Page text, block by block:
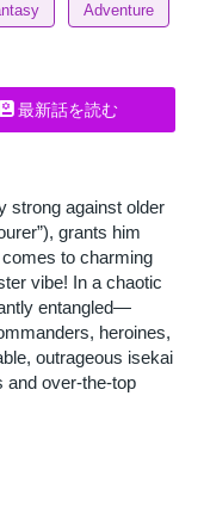
Adventure
最新話を読む
strong against older
grants him
to charming
vibe! In a chaotic
entangled—
heroines,
outrageous isekai
and over-the-top